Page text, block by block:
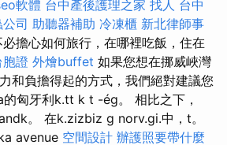
軟體 台中產後護理之家 找人 台中
司 助聽器補助 冷凍櫃 新北律師事
擔心如何旅行，在哪裡吃飯，住在
證 外燴buffet 如果您想在挪威峽灣
和負擔得起的方式，我們絕對建議您
匈牙利k.tt k t -ég。 相比之下，
。 在k.zizbiz g norv.gi.中，t。
avenue 空間設計 辦護照要帶什麼